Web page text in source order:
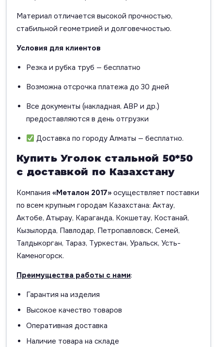
Материал отличается высокой прочностью,
стабильной геометрией и долговечностью.
Условия для клиентов
Резка и рубка труб — бесплатно
Возможна отсрочка платежа до 30 дней
Все документы (накладная, АВР и др.)
предоставляются в день отгрузки
Доставка по городу Алматы — бесплатно.
Купить Уголок стальной 50*50
с доставкой по Казахстану
Компания «Металон 2017» осуществляет поставки
по всем крупным городам Казахстана: Актау,
Актобе, Атырау, Караганда, Кокшетау, Костанай,
Кызылорда, Павлодар, Петропавловск, Семей,
Талдыкорган, Тараз, Туркестан, Уральск, Усть-
Каменогорск.
Преимущества работы с нами:
Гарантия на изделия
Высокое качество товаров
Оперативная доставка
Наличие товара на складе